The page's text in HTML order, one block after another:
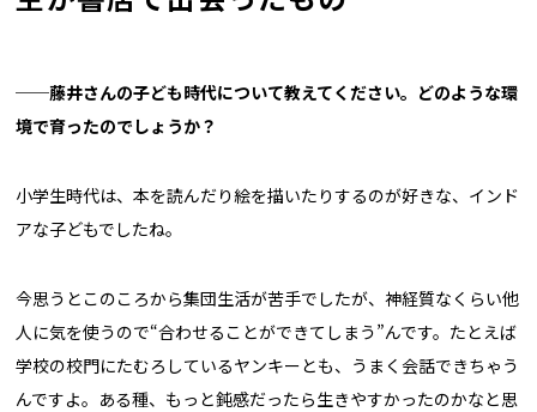
──藤井さんの子ども時代について教えてください。どのような環
境で育ったのでしょうか？
小学生時代は、本を読んだり絵を描いたりするのが好きな、インド
アな子どもでしたね。
今思うとこのころから集団生活が苦手でしたが、神経質なくらい他
人に気を使うので“合わせることができてしまう”んです。たとえば
学校の校門にたむろしているヤンキーとも、うまく会話できちゃう
んですよ。ある種、もっと鈍感だったら生きやすかったのかなと思